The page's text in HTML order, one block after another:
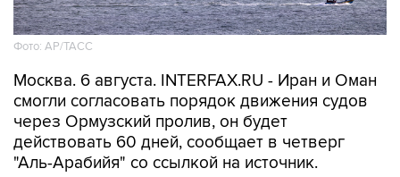
Фото: AP/ТАСС
Москва. 6 августа. INTERFAX.RU - Иран и Оман
смогли согласовать порядок движения судов
через Ормузский пролив, он будет
действовать 60 дней, сообщает в четверг
"Аль-Арабийя" со ссылкой на источник.